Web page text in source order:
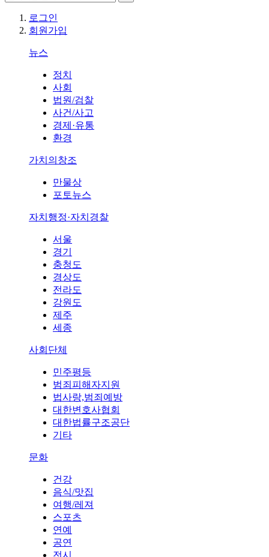
로그인
회원가입
뉴스
정치
사회
법원/검찰
사건/사고
경제·유통
환경
가치의창조
만물상
포토뉴스
자치행정·자치경찰
서울
경기
충청도
경상도
전라도
강원도
제주
세종
사회단체
민주평등
범죄피해자지원
법사랑,범죄예방
대한변호사협회
대한법률구조공단
기타
문화
건강
음식/맛집
여행/레져
스포츠
연예
공연
전시